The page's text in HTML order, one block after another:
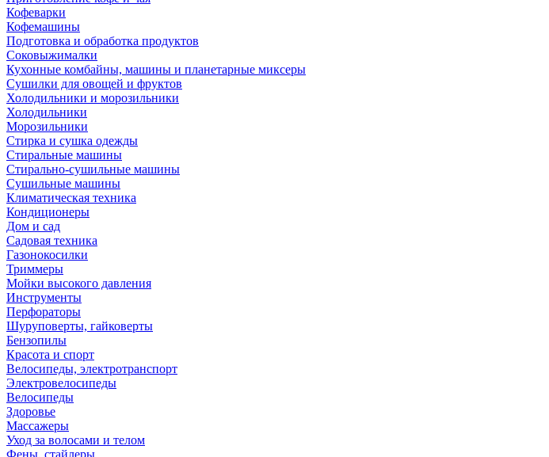
Кофеварки
Кофемашины
Подготовка и обработка продуктов
Соковыжималки
Кухонные комбайны, машины и планетарные миксеры
Сушилки для овощей и фруктов
Холодильники и морозильники
Холодильники
Морозильники
Стирка и сушка одежды
Стиральные машины
Стирально-сушильные машины
Сушильные машины
Климатическая техника
Кондиционеры
Дом и сад
Садовая техника
Газонокосилки
Триммеры
Мойки высокого давления
Инструменты
Перфораторы
Шуруповерты, гайковерты
Бензопилы
Красота и спорт
Велосипеды, электротранспорт
Электровелосипеды
Велосипеды
Здоровье
Массажеры
Уход за волосами и телом
Фены, стайлеры